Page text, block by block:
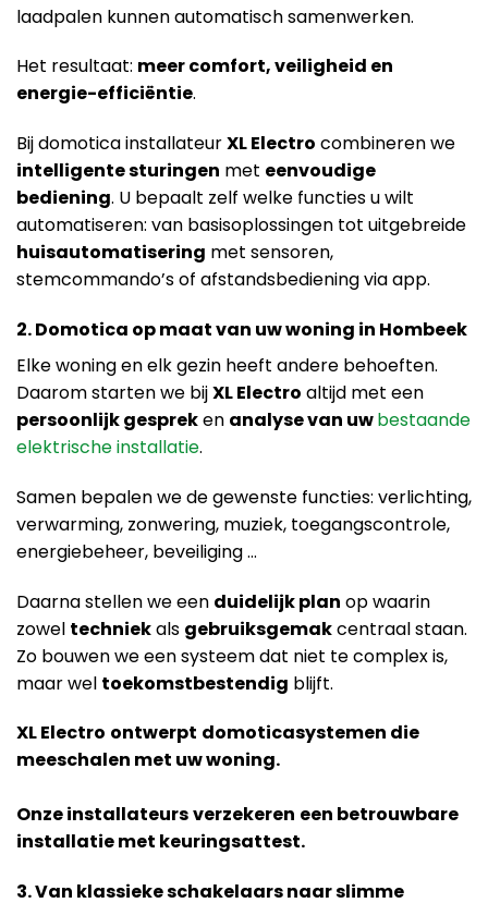
laadpalen kunnen automatisch samenwerken.
Het resultaat: meer comfort, veiligheid en
energie-efficiëntie.
Bij domotica installateurXL Electro combineren we
intelligente sturingen met eenvoudige
bediening. U bepaalt zelf welke functies u wilt
automatiseren: van basisoplossingen tot uitgebreide
huisautomatisering met sensoren,
stemcommando’s of afstandsbediening via app.
2. Domotica op maat van uw woning in Hombeek
Elke woning en elk gezin heeft andere behoeften.
Daarom starten we bijXL Electro altijd met een
persoonlijk gespreken analyse van uwbestaande
elektrische installatie.
Samen bepalen we de gewenste functies: verlichting,
verwarming, zonwering, muziek, toegangscontrole,
energiebeheer, beveiliging …
Daarna stellen we een duidelijk plan op waarin
zowel techniekals gebruiksgemakcentraal staan.
Zo bouwen we een systeem dat niet te complex is,
maar wel toekomstbestendig blijft.
XL Electro ontwerpt domoticasystemen die
meeschalen met uw woning.
Onze installateursverzekeren een betrouwbare
installatie met keuringsattest.
3. Van klassieke schakelaars naar slimme